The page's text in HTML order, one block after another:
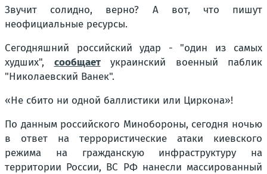
Звучит солидно, верно? А вот, что пишут
неофициальные ресурсы.
Сегодняшний российский удар - "один из самых
худших", сообщаетукраинский военный паблик
"Николаевский Ванек".
«Не сбито ни одной баллистики или Циркона»!
По данным российского Минобороны, сегодня ночью
в ответ на террористические атаки киевского
режима на гражданскую инфраструктуру на
территории России, ВС РФ нанесли массированный